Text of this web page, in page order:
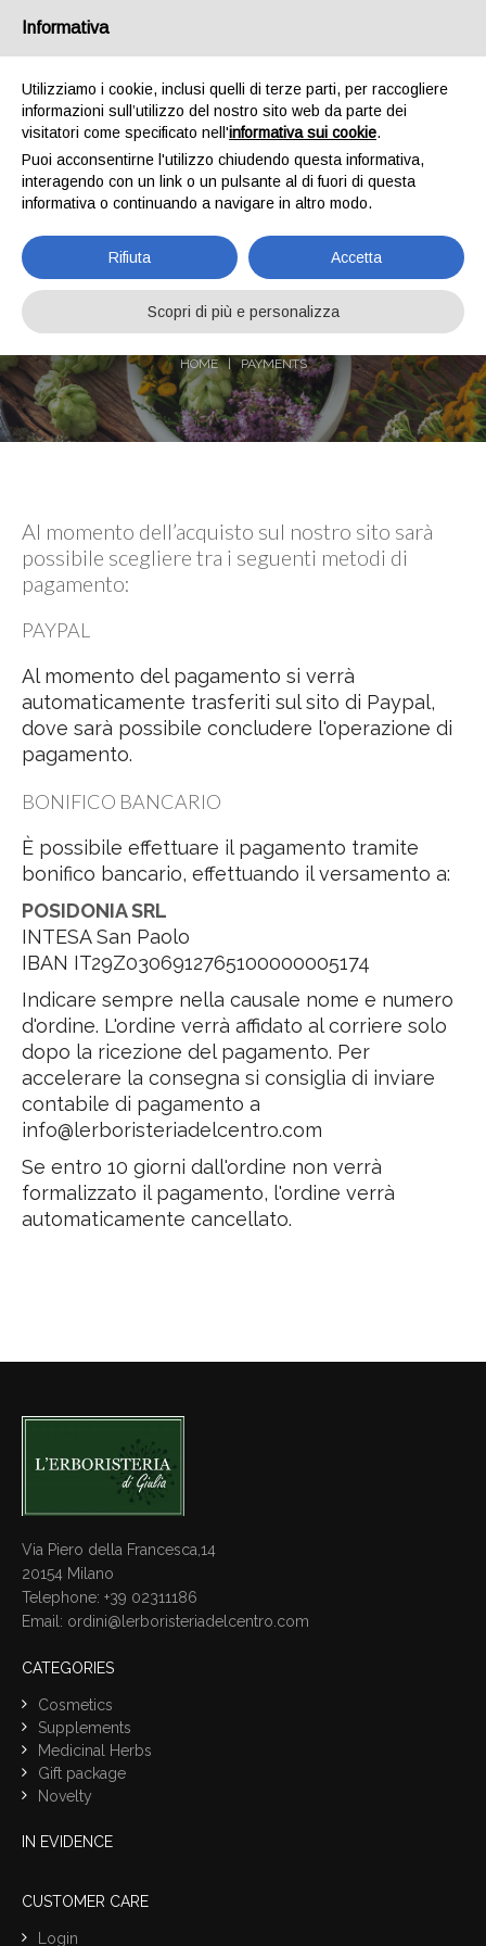
Who we are Shipments Payments Contacts IT EN
PAYMENTS
HOME PAYMENTS
Al momento dell’acquisto sul nostro sito sarà
possibile scegliere tra i seguenti metodi di
pagamento:
PAYPAL
Al momento del pagamento si verrà
automaticamente trasferiti sul sito di Paypal,
dove sarà possibile concludere l'operazione di
pagamento.
BONIFICO BANCARIO
È possibile effettuare il pagamento tramite
bonifico bancario, effettuando il versamento a:
POSIDONIA SRL
INTESA San Paolo
IBAN IT29Z0306912765100000005174
Indicare sempre nella causale nome e numero
d'ordine. L'ordine verrà affidato al corriere solo
dopo la ricezione del pagamento. Per
accelerare la consegna si consiglia di inviare
contabile di pagamento a
info@lerboristeriadelcentro.com
Se entro 10 giorni dall'ordine non verrà
formalizzato il pagamento, l'ordine verrà
automaticamente cancellato.
Via Piero della Francesca,14
20154 Milano
Telephone: +39 02311186
Email: ordini@lerboristeriadelcentro.com
CATEGORIES
Cosmetics
Supplements
Medicinal Herbs
Gift package
Novelty
IN EVIDENCE
CUSTOMER CARE
Login
Informativa
Utilizziamo i cookie, inclusi quelli di terze parti, per raccogliere
informazioni sull’utilizzo del nostro sito web da parte dei
visitatori come specificato nell'informativa sui cookie.
Puoi acconsentirne l'utilizzo chiudendo questa informativa,
interagendo con un link o un pulsante al di fuori di questa
informativa o continuando a navigare in altro modo.
Rifiuta Accetta
Scopri di più e personalizza